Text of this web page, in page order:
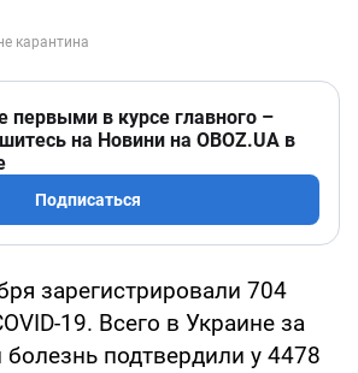
первыми в курсе главного –
на Новини на OBOZ.UA в
Подписаться
зарегистрировали 704
19. Всего в Украине за
подтвердили у 4478